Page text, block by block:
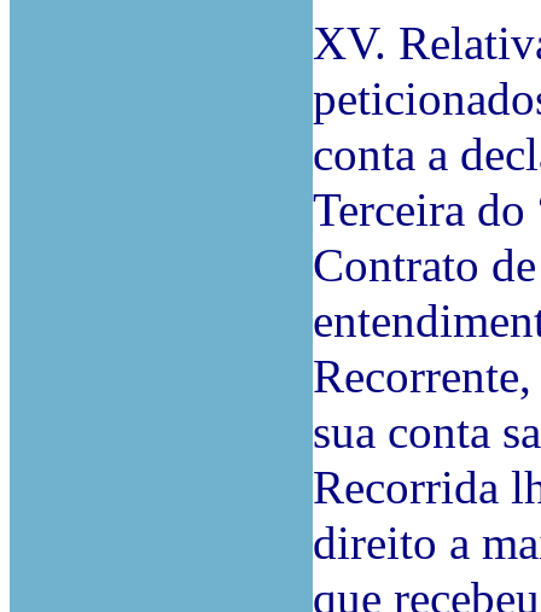
XV.
conta a
Terceira
Contrato
sua conta
Recorrida
direito a
que